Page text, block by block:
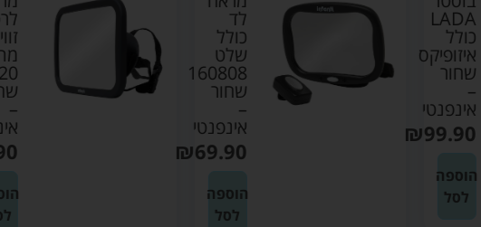
₪
לד
כולל
שלט
160808
שחור
–
₪
לרכב
מתכווננת
160320
שחור
₪